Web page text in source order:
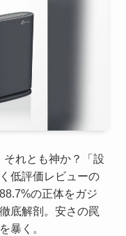
れとも神か？「設
低評価レビューの
の正体をガジ
底解剖。安さの罠
暴く。